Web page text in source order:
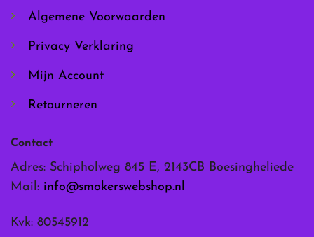
de
productpagina
Algemene Voorwaarden
Privacy Verklaring
Mijn Account
Retourneren
Contact
Adres: Schipholweg 845 E, 2143CB Boesingheliede
Mail: info@smokerswebshop.nl
Kvk: 80545912